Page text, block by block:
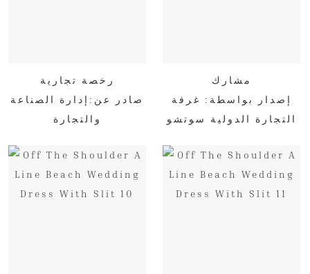
رخصة تجارية
صادر عن:إدارة الصناعة
والتجارة
مشارك
إصدار بواسطة: غرفة
التجارة الدولية سوتشو